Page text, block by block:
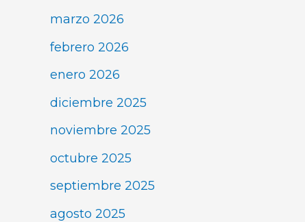
marzo 2026
febrero 2026
enero 2026
diciembre 2025
noviembre 2025
octubre 2025
septiembre 2025
agosto 2025